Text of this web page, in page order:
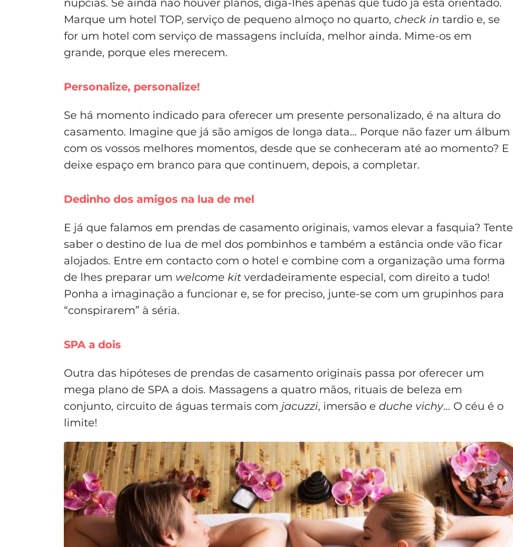
núpcias. Se ainda não houver planos, diga-lhes apenas que tudo já está orientado.
Marque um hotel TOP, serviço de pequeno almoço no quarto, check in tardio e, se
for um hotel com serviço de massagens incluída, melhor ainda. Mime-os em
grande, porque eles merecem.
Personalize, personalize!
Se há momento indicado para oferecer um presente personalizado, é na altura do
casamento. Imagine que já são amigos de longa data… Porque não fazer um álbum
com os vossos melhores momentos, desde que se conheceram até ao momento? E
deixe espaço em branco para que continuem, depois, a completar.
Dedinho dos amigos na lua de mel
E já que falamos em prendas de casamento originais, vamos elevar a fasquia? Tente
saber o destino de lua de mel dos pombinhos e também a estância onde vão ficar
alojados. Entre em contacto com o hotel e combine com a organização uma forma
de lhes preparar um welcome kit verdadeiramente especial, com direito a tudo!
Ponha a imaginação a funcionar e, se for preciso, junte-se com um grupinhos para
“conspirarem” à séria.
SPA a dois
Outra das hipóteses de prendas de casamento originais passa por oferecer um
mega plano de SPA a dois. Massagens a quatro mãos, rituais de beleza em
conjunto, circuito de águas termais com jacuzzi, imersão e duche vichy… O céu é o
limite!